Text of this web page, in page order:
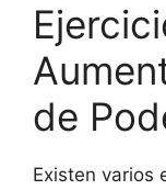
de
Existen varios